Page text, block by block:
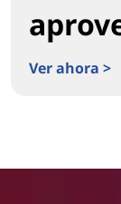
Ver ahora >